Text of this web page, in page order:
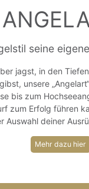
seine
jagst, in den
unsere
bis zum
zum Erfolg führen
Auswahl deiner
Mehr dazu hier